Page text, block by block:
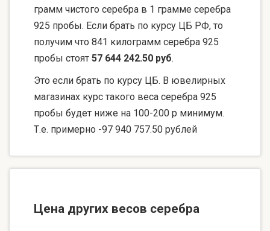
грамм чистого серебра в 1 грамме серебра
925 пробы. Если брать по курсу ЦБ РФ, то
получим что 841 килограмм серебра 925
пробы стоят 57 644 242.50 руб.
Это если брать по курсу ЦБ. В ювелирных
магазинах курс такого веса серебра 925
пробы будет ниже на 100-200 р минимум.
Т.е. примерно -97 940 757.50 рублей
Цена других весов серебра